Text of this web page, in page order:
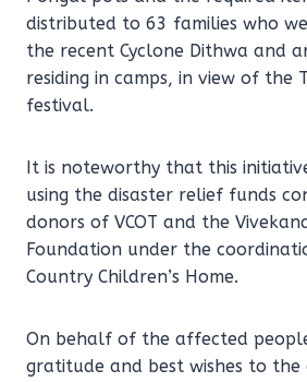
distributed to 63 families who
the recent Cyclone Dithwa and
residing in camps, in view of the
festival.
It is noteworthy that this
using the disaster relief funds
donors of VCOT and the
Foundation under the
Country Children’s Home.
On behalf of the affected
gratitude and best wishes to the